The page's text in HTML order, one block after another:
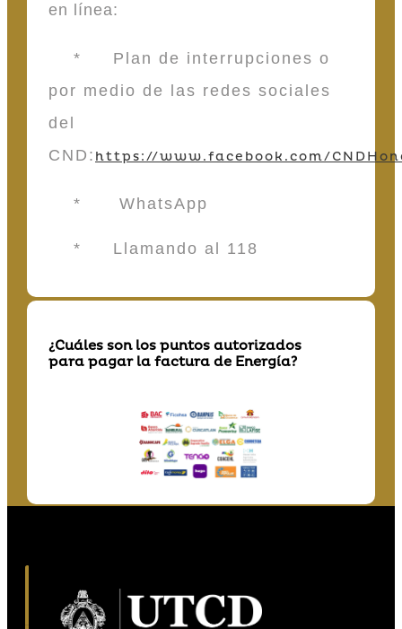
en línea:
* Plan de interrupciones o
por medio de las redes sociales
del
CND: https://www.facebook.com/
* WhatsApp
* Llamando al 118
¿Cuáles son los puntos autorizados
para pagar la factura de Energía?